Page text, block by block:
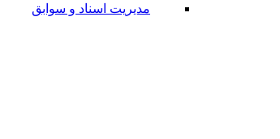
مديريت اسناد و سوابق